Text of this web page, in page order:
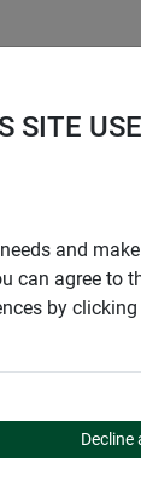
SITE
and
can agree to
by
Decline